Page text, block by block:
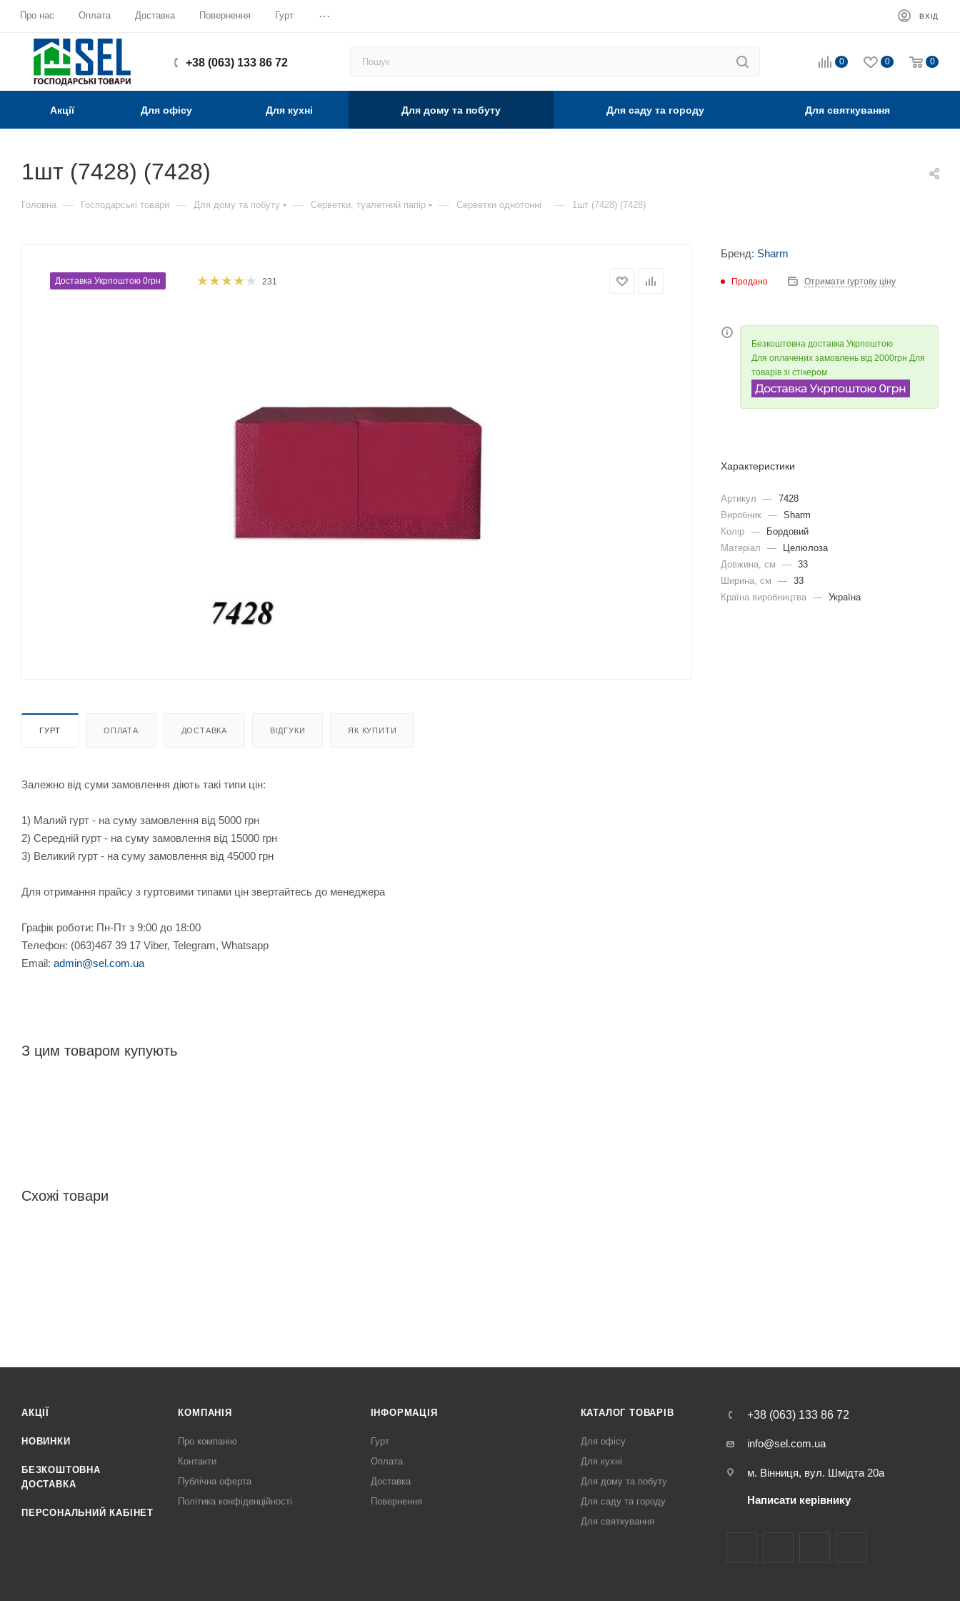
Про нас Оплата Доставка Повернення Гурт ... ВХІД
+38 (063) 133 86 72 0 0 0
Акції Для офісу Для кухні Для дому та побуту Для саду та городу Для святкування
1шт (7428) (7428)
Головна — Господарські товари — Для дому та побуту — Серветки, туалетний папір — Серветки однотонні — 1шт (7428) (7428)
Доставка Укрпоштою 0грн 231
ГУРТ ОПЛАТА ДОСТАВКА ВІДГУКИ ЯК КУПИТИ
Залежно від суми замовлення діють такі типи цін:
1) Малий гурт - на суму замовлення від 5000 грн
2) Середній гурт - на суму замовлення від 15000 грн
3) Великий гурт - на суму замовлення від 45000 грн
Для отримання прайсу з гуртовими типами цін звертайтесь до менеджера
Графік роботи: Пн-Пт з 9:00 до 18:00
Телефон: (063)467 39 17 Viber, Telegram, Whatsapp
Email: admin@sel.com.ua
З цим товаром купують
Схожі товари
Бренд: Sharm
Продано Отримати гуртову ціну
Безкоштовна доставка Укрпоштою
Для оплачених замовлень від 2000грн Для
товарів зі стікером
Характеристики
Артикул — 7428
Виробник — Sharm
Колір —
Бордовий
Матеріал
—
Целюлоза
Довжина, cм
— 33
Ширина, cм
— 33
Країна виробництва — Україна
АКЦІЇ
НОВИНКИ
БЕЗКОШТОВНА
ДОСТАВКА
ПЕРСОНАЛЬНИЙ КАБІНЕТ
КОМПАНІЯ
Про компанію
Контакти
Публічна оферта
Політика конфіденційності
ІНФОРМАЦІЯ
Гурт
Оплата
Доставка
Повернення
КАТАЛОГ ТОВАРІВ
Для офісу
Для кухні
Для дому та побуту
Для саду та городу
Для святкування
+38 (063) 133 86 72
info@sel.com.ua
м. Вінниця, вул. Шмідта 20а
Написати керівнику